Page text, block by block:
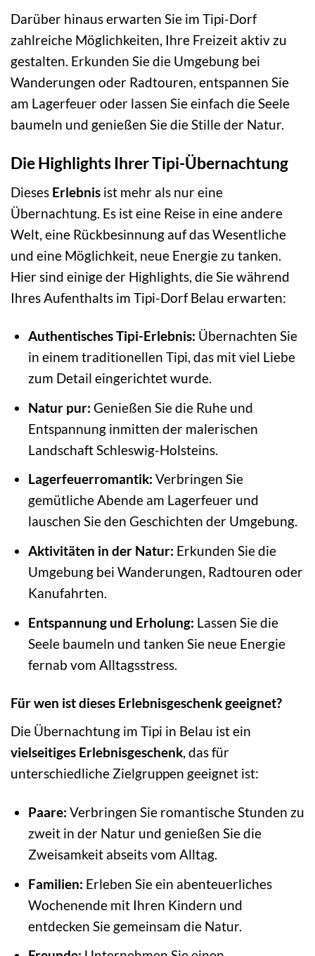
Darüber hinaus erwarten Sie im Tipi-Dorf
zahlreiche Möglichkeiten, Ihre Freizeit aktiv zu
gestalten. Erkunden Sie die Umgebung bei
Wanderungen oder Radtouren, entspannen Sie
am Lagerfeuer oder lassen Sie einfach die Seele
baumeln und genießen Sie die Stille der Natur.
Die Highlights Ihrer Tipi-Übernachtung
Dieses Erlebnis ist mehr als nur eine
Übernachtung. Es ist eine Reise in eine andere
Welt, eine Rückbesinnung auf das Wesentliche
und eine Möglichkeit, neue Energie zu tanken.
Hier sind einige der Highlights, die Sie während
Ihres Aufenthalts im Tipi-Dorf Belau erwarten:
Authentisches Tipi-Erlebnis: Übernachten Sie
in einem traditionellen Tipi, das mit viel Liebe
zum Detail eingerichtet wurde.
Natur pur: Genießen Sie die Ruhe und
Entspannung inmitten der malerischen
Landschaft Schleswig-Holsteins.
Lagerfeuerromantik: Verbringen Sie
gemütliche Abende am Lagerfeuer und
lauschen Sie den Geschichten der Umgebung.
Aktivitäten in der Natur: Erkunden Sie die
Umgebung bei Wanderungen, Radtouren oder
Kanufahrten.
Entspannung und Erholung: Lassen Sie die
Seele baumeln und tanken Sie neue Energie
fernab vom Alltagsstress.
Für wen ist dieses Erlebnisgeschenk geeignet?
Die Übernachtung im Tipi in Belau ist ein
vielseitiges Erlebnisgeschenk, das für
unterschiedliche Zielgruppen geeignet ist:
Paare: Verbringen Sie romantische Stunden zu
zweit in der Natur und genießen Sie die
Zweisamkeit abseits vom Alltag.
Familien: Erleben Sie ein abenteuerliches
Wochenende mit Ihren Kindern und
entdecken Sie gemeinsam die Natur.